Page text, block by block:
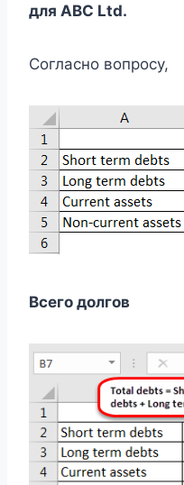
для ABC Ltd.
Согласно вопросу,
Всего долгов